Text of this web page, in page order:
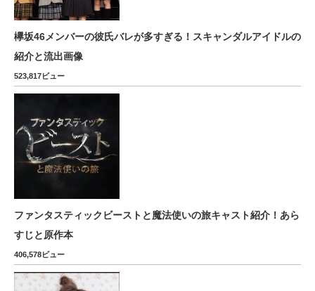
欅坂46メンバーの彼氏バレが多すぎる！スキャンダルアイドルの
紹介と流出画像
523,817ビュー
ファンタスティックビーストと魔法使いの旅キャスト紹介！あら
すじと原作本
406,578ビュー